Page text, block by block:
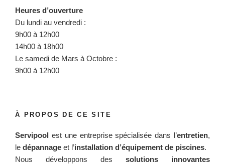
Heures d’ouverture
Du lundi au vendredi :
9h00 à 12h00
14h00 à 18h00
Le samedi de Mars à Octobre :
9h00 à 12h00
À PROPOS DE CE SITE
Servipool est une entreprise spécialisée dans l’entretien,
le dépannage et l’installation d’équipement de piscines.
Nous développons des solutions innovantes